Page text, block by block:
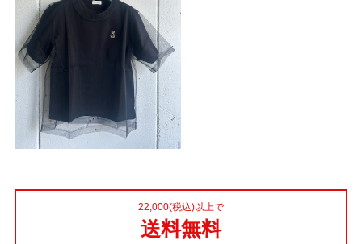
22,000(税込)以上で
送料無料